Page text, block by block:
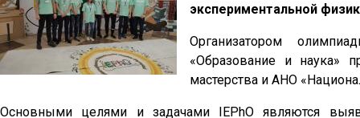
экспериментальной
Организатором
«Образование и наука»
мастерства и АНО
Основными целями и задачами IEPhO являются